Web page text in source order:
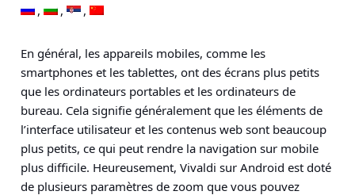
En général, les appareils mobiles, comme les
smartphones et les tablettes, ont des écrans plus petits
que les ordinateurs portables et les ordinateurs de
bureau. Cela signifie généralement que les éléments de
l’interface utilisateur et les contenus web sont beaucoup
plus petits, ce qui peut rendre la navigation sur mobile
plus difficile. Heureusement, Vivaldi sur Android est doté
de plusieurs paramètres de zoom que vous pouvez